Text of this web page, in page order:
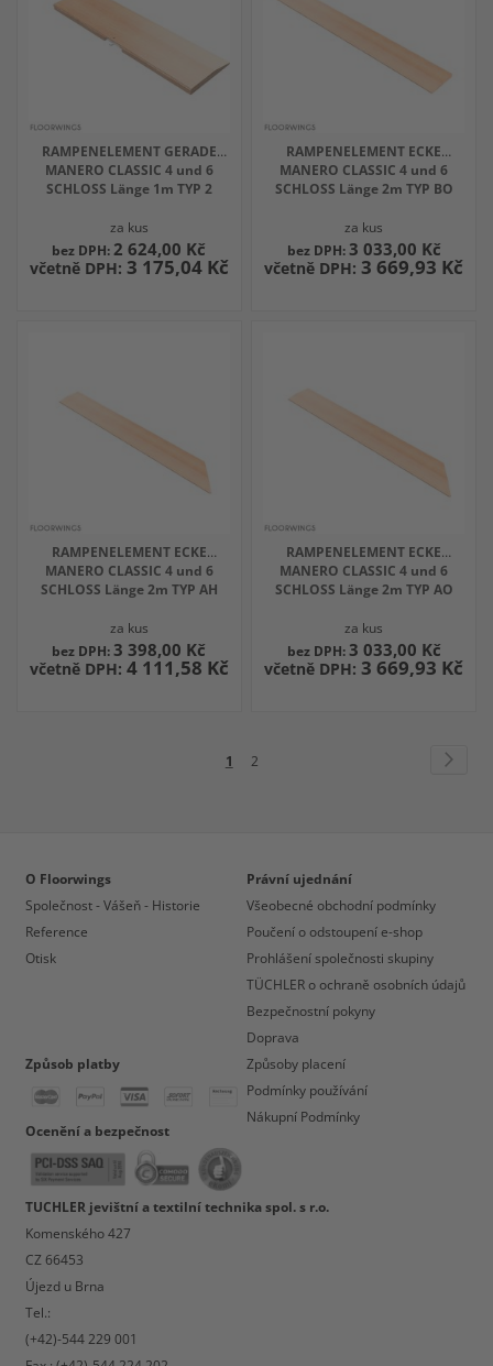
RAMPENELEMENT GERADE
MANERO CLASSIC 4 und 6
SCHLOSS Länge 1m TYP 2
za kus
3 175,04 Kč
2 624,00 Kč
RAMPENELEMENT ECKE
MANERO CLASSIC 4 und 6
SCHLOSS Länge 2m TYP BO
za kus
3 669,93 Kč
3 033,00 Kč
RAMPENELEMENT ECKE
MANERO CLASSIC 4 und 6
SCHLOSS Länge 2m TYP AH
za kus
4 111,58 Kč
3 398,00 Kč
RAMPENELEMENT ECKE
MANERO CLASSIC 4 und 6
SCHLOSS Länge 2m TYP AO
za kus
3 669,93 Kč
3 033,00 Kč
Stránka
Právě
1 Stránka
2
O Floorwings
Společnost - Vášeň - Historie
Reference
Otisk
Způsob platby
Ocenění a bezpečnost
Právní ujednání
Všeobecné obchodní podmínky
Poučení o odstoupení e-shop
Prohlášení společnosti skupiny
TÜCHLER o ochraně osobních údajů
Bezpečnostní pokyny
Doprava
Způsoby placení
Podmínky používání
Nákupní Podmínky
TUCHLER jevištní a textilní technika spol. s r.o.
Komenského 427
CZ 66453
Újezd u Brna
Tel.:
(+42)-544 229 001